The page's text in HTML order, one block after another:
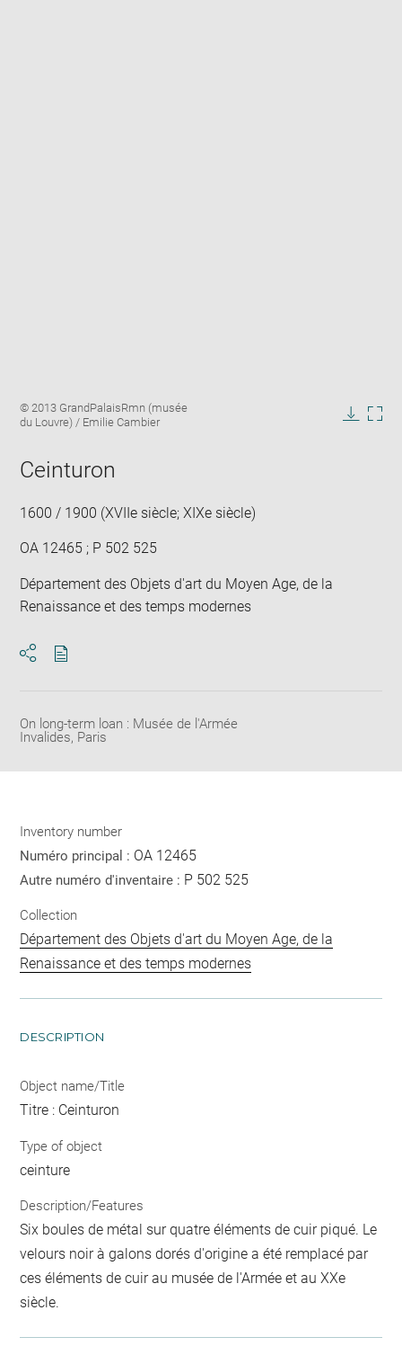
Image
caption:
© 2013 GrandPalaisRmn (musée
du Louvre) / Emilie Cambier
Ceinturon
1600 / 1900 (XVIIe siècle; XIXe siècle)
OA 12465 ; P 502 525
Département des Objets d'art du Moyen Age, de la
Renaissance et des temps modernes
On long-term loan : Musée de l'Armée
Invalides, Paris
Inventory number
Numéro principal : OA 12465
Autre numéro d'inventaire : P 502 525
Collection
Département des Objets d'art du Moyen Age, de la
Renaissance et des temps modernes
DESCRIPTION
Object name/Title
Titre : Ceinturon
Type of object
ceinture
Description/Features
Six boules de métal sur quatre éléments de cuir piqué. Le
velours noir à galons dorés d'origine a été remplacé par
ces éléments de cuir au musée de l'Armée et au XXe
siècle.